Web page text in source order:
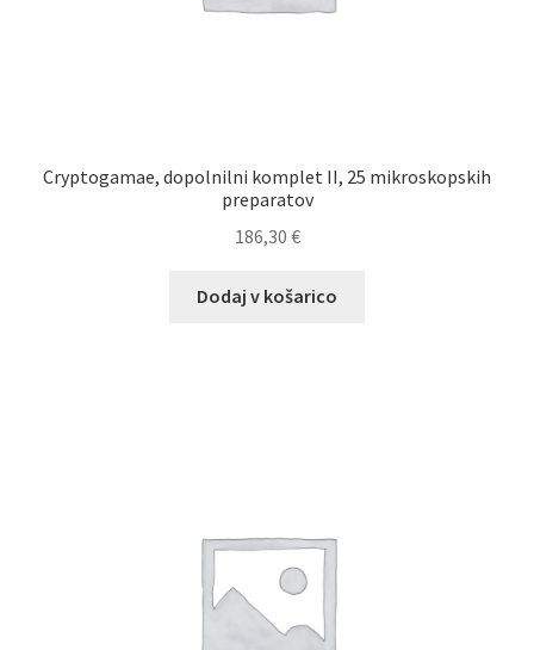
Cryptogamae, dopolnilni komplet II, 25 mikroskopskih
preparatov
186,30 €
Dodaj v košarico